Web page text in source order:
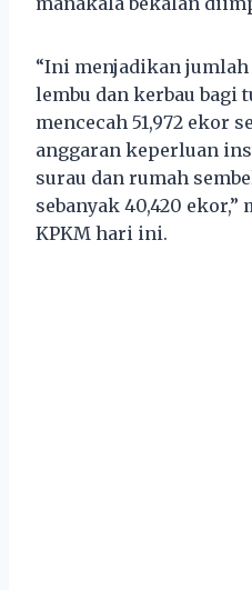
“Ini menjadikan
lembu dan kerbau bagi
mencecah 51,972 ekor
anggaran keperluan
surau dan rumah
sebanyak 40,420
KPKM hari ini.